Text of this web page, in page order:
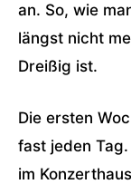
an. So, wie
längst nicht
Dreißig ist.
Die ersten
fast jeden
im